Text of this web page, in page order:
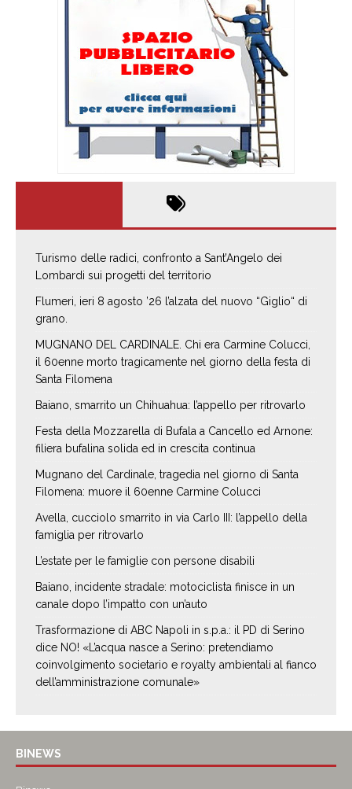
Turismo delle radici, confronto a Sant’Angelo dei
Lombardi sui progetti del territorio
Flumeri, ieri 8 agosto ’26 l’alzata del nuovo “Giglio“ di
grano.
MUGNANO DEL CARDINALE. Chi era Carmine Colucci,
il 60enne morto tragicamente nel giorno della festa di
Santa Filomena
Baiano, smarrito un Chihuahua: l’appello per ritrovarlo
Festa della Mozzarella di Bufala a Cancello ed Arnone:
filiera bufalina solida ed in crescita continua
Mugnano del Cardinale, tragedia nel giorno di Santa
Filomena: muore il 60enne Carmine Colucci
Avella, cucciolo smarrito in via Carlo III: l’appello della
famiglia per ritrovarlo
L’estate per le famiglie con persone disabili
Baiano, incidente stradale: motociclista finisce in un
canale dopo l’impatto con un’auto
Trasformazione di ABC Napoli in s.p.a.: il PD di Serino
dice NO! «L’acqua nasce a Serino: pretendiamo
coinvolgimento societario e royalty ambientali al fianco
dell’amministrazione comunale»
BINEWS